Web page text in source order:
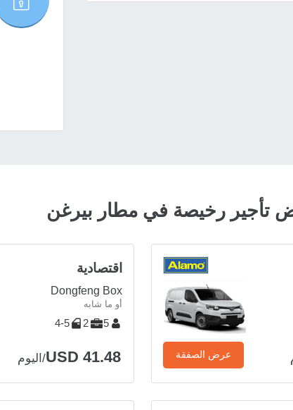
تأجير رخيصة في مطار بيرغن
عرض الصفقة
اقتصادية
Dongfeng Box
أو ما شابه
5
2
4-5
USD 41.48/اليوم